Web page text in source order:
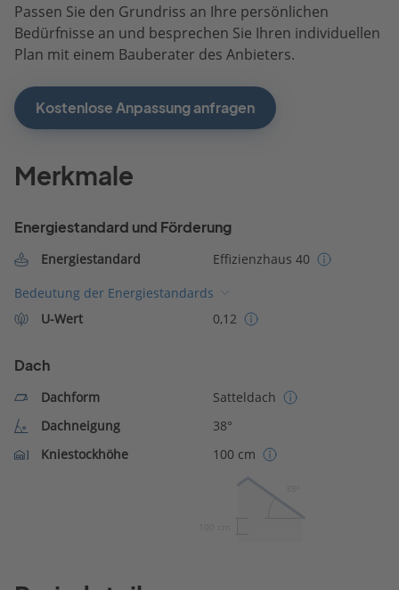
Passen Sie den Grundriss an Ihre persönlichen
Bedürfnisse an und besprechen Sie Ihren individuellen
Plan mit einem Bauberater des Anbieters.
Kostenlose Anpassung anfragen
Merkmale
Energiestandard und Förderung
Energiestandard
Effizienzhaus 40
Bedeutung der Energiestandards
U-Wert
0,12
Dach
Dachform
Satteldach
Dachneigung
38°
Kniestockhöhe
100 cm